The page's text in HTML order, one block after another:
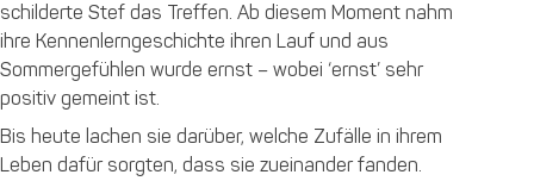
schilderte Stef das Treffen. Ab diesem Moment nahm
ihre Kennenlerngeschichte ihren Lauf und aus
Sommergefühlen wurde ernst – wobei ‘ernst’ sehr
positiv gemeint ist.
Bis heute lachen sie darüber, welche Zufälle in ihrem
Leben dafür sorgten, dass sie zueinander fanden.